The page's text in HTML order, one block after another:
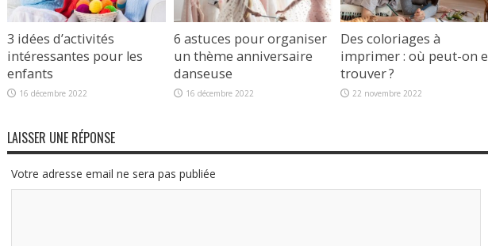
3 idées d’activités
intéressantes pour les
enfants
16 décembre 2022
6 astuces pour organiser
un thème anniversaire
danseuse
16 décembre 2022
Des coloriages à
imprimer : où peut-on
trouver ?
22 novembre 2022
LAISSER UNE RÉPONSE
Votre adresse email ne sera pas publiée